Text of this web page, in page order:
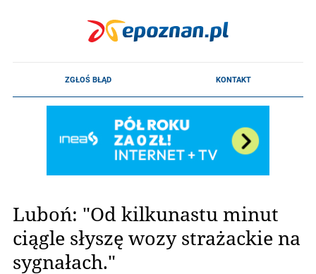
Luboń: "Od kilkunastu minut
ciągle słyszę wozy strażackie na
sygnałach."